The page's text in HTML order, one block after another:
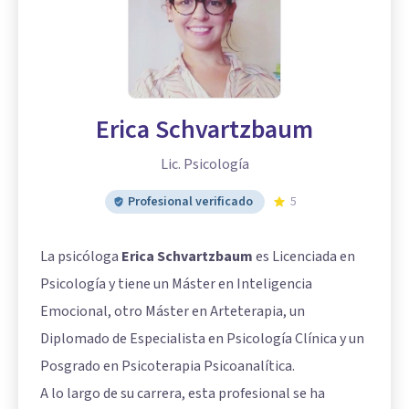
Erica Schvartzbaum
Lic. Psicología
Profesional verificado 5
La psicóloga Erica Schvartzbaumes Licenciada en
Psicología y tiene un Máster en Inteligencia
Emocional, otro Máster en Arteterapia, un
Diplomado de Especialista en Psicología Clínica y un
Posgrado en Psicoterapia Psicoanalítica.
A lo largo de su carrera, esta profesional se ha